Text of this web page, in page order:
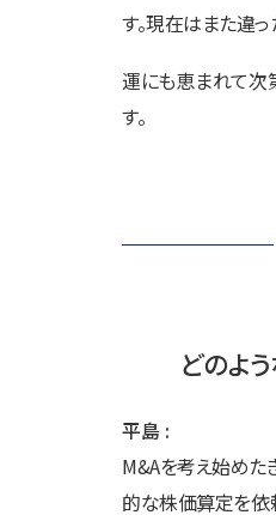
す。現在はまた違
運にも恵まれて次
す。
どのよ
平島
M&Aを考え始めた
的な株価算定を依